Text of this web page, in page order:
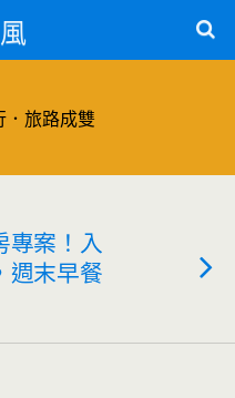
．旅路成雙
專案！入
週末早餐